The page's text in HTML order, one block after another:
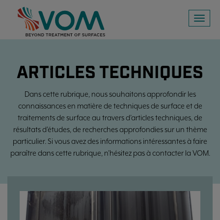
Toggle
ARTICLES TECHNIQUES
Dans cette rubrique, nous souhaitons approfondir les
connaissances en matière de techniques de surface et de
traitements de surface au travers d’articles techniques, de
résultats d’études, de recherches approfondies sur un thème
particulier. Si vous avez des informations intéressantes à faire
paraître dans cette rubrique, n’hésitez pas à contacter la VOM.